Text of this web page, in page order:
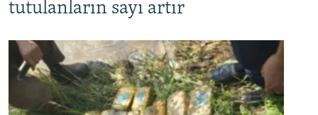
tutulanların sayı artır